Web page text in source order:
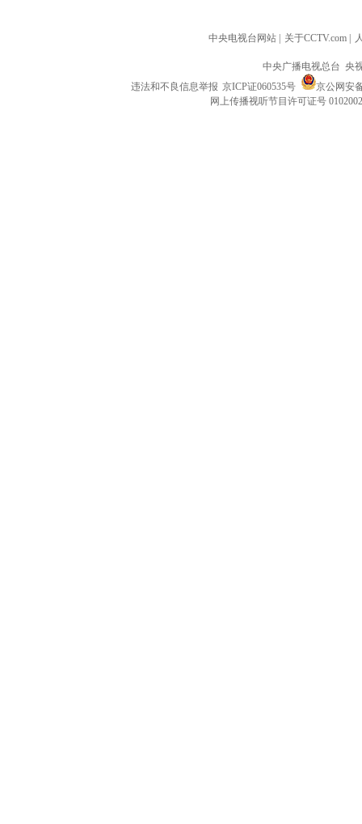
中央电视台网站 关于CCTV.com
中央广播电视总台 央
违法和不良信息举报 京ICP证060535号
京公网安
网上传播视听节目许可证号